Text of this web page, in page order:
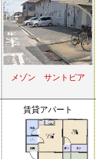
メゾン サントピア
賃貸アパート